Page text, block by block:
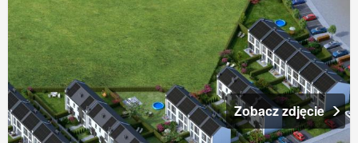
Zobacz zdjęcie